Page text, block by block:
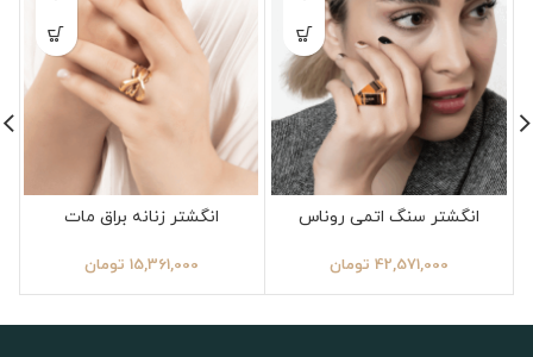
انگشتر سنگ اتمی روناس
42,571,000 تومان
انگشتر زنانه براق مات
15,361,000 تومان